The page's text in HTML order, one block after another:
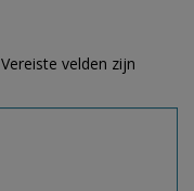
Vereiste velden zijn